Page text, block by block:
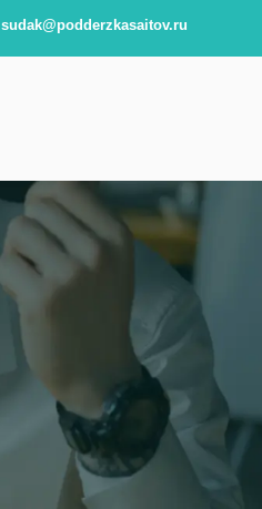
sudak@podderzkasaitov.ru